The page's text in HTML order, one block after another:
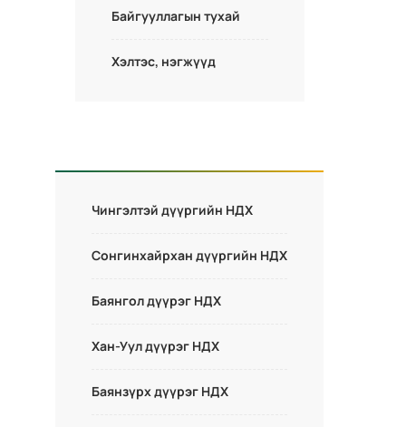
Байгууллагын тухай
Хэлтэс, нэгжүүд
Чингэлтэй дүүргийн НДХ
Сонгинхайрхан дүүргийн НДХ
Баянгол дүүрэг НДХ
Хан-Уул дүүрэг НДХ
Баянзүрх дүүрэг НДХ